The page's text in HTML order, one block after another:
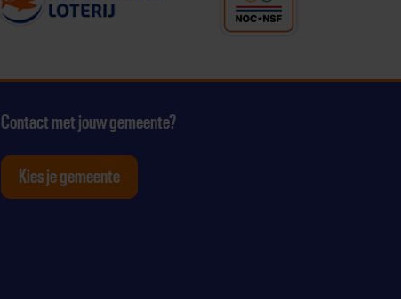
Youtube
op Linkedin
Contact met jouw gemeente?
Kies je gemeente